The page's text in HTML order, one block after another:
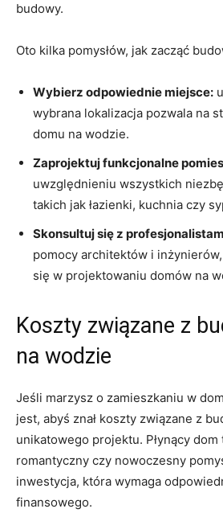
budowy.
Oto kilka pomysłów, jak zacząć
Wybierz odpowiednie miejsce:
wybrana lokalizacja pozwala ​na
domu na ​wodzie.
Zaprojektuj funkcjonalne
uwzględnieniu wszystkich
takich jak łazienki, kuchnia czy
Skonsultuj ​się z
pomocy architektów i
się ‍w⁢ projektowaniu domów na
Koszty‌ związane z
na wodzie
Jeśli marzysz ‌o zamieszkaniu w
jest, abyś znał koszty związane z
unikatowego projektu. Płynący
romantyczny czy nowoczesny
inwestycja, która wymaga
finansowego.